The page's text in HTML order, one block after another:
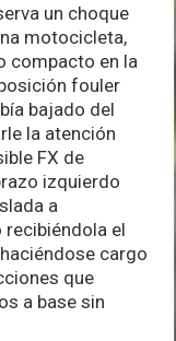
un choque
motocicleta,
compacto en la
fouler
bajado del
la atención
FX de
izquierdo
a
el
cargo
que
a base sin